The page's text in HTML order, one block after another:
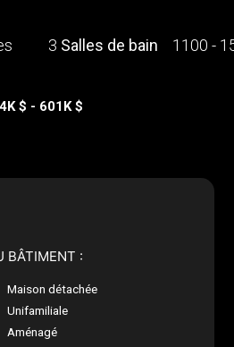
3 Salles de bain 1100 -
$ - 601K $
BÂTIMENT :
Maison détachée
Unifamiliale
Aménagé